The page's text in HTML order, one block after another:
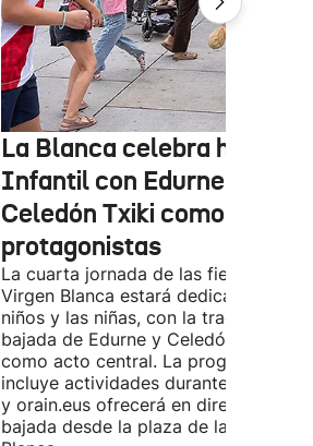
La Blanca celebra hoy el
Infantil con Edurne y
Celedón Txiki como
protagonistas
La cuarta jornada de las fiestas de la
Virgen Blanca estará dedicada a los
niños y las niñas, con la tradicional
bajada de Edurne y Celedón Txiki
como acto central. La programación
incluye actividades durante todo el
y orain.eus ofrecerá en directo la
bajada desde la plaza de la Virgen